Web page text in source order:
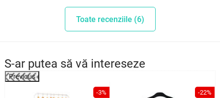
Toate recenziile (6)
S-ar putea să vă intereseze
Previous
-3% -22%